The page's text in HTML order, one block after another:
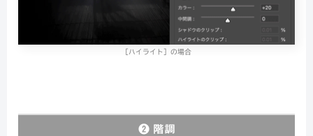
［ハイライト］の場合
❷ 階調